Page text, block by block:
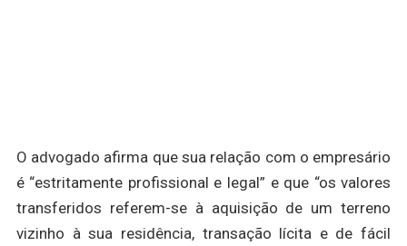
O advogado afirma que sua relação com o empresário
é “estritamente profissional e legal” e que “os valores
transferidos referem-se à aquisição de um terreno
vizinho à sua residência, transação lícita e de fácil